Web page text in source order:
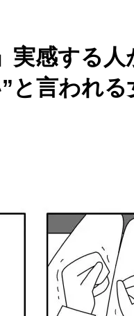
実感する人
と言われる